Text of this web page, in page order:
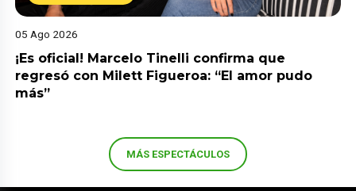
05 Ago 2026
¡Es oficial! Marcelo Tinelli confirma que
regresó con Milett Figueroa: “El amor pudo
más”
MÁS ESPECTÁCULOS